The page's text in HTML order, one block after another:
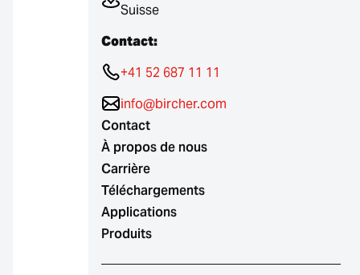
Suisse
Contact:
+41 52 687 11 11
info@bircher.com
Contact
À propos de nous
Carrière
Téléchargements
Applications
Produits